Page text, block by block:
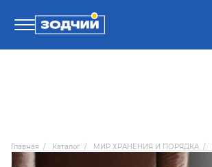
8 (4242) 30-00-27
Главная / Каталог / МИР ХРАНЕНИЯ И ПОРЯДКА /